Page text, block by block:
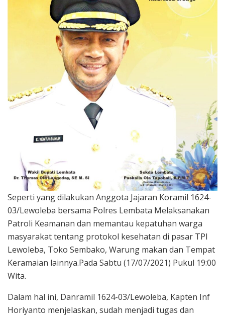
Seperti yang dilakukan Anggota Jajaran Koramil 1624-
03/Lewoleba bersama Polres Lembata Melaksanakan
Patroli Keamanan dan memantau kepatuhan warga
masyarakat tentang protokol kesehatan di pasar TPI
Lewoleba, Toko Sembako, Warung makan dan Tempat
Keramaian lainnya.Pada Sabtu (17/07/2021) Pukul 19:00
Wita.
Dalam hal ini, Danramil 1624-03/Lewoleba, Kapten Inf
Horiyanto menjelaskan, sudah menjadi tugas dan